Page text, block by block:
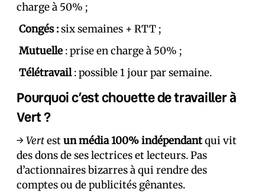
charge à 50% ;
Congés :six semaines + RTT ;
Mutuelle : prise en charge à 50% ;
Télétravail: possible 1 jour par semaine.
Pourquoi c’est chouette de travailler à
Vert ?
→Vertestun média 100% indépendantqui vit
des dons de ses lectrices et lecteurs. Pas
d’actionnaires bizarres à qui rendre des
comptes ou de publicités gênantes.